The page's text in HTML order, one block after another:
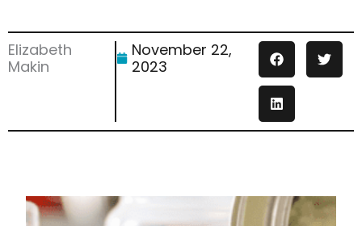
Elizabeth
Makin
November 22,
2023